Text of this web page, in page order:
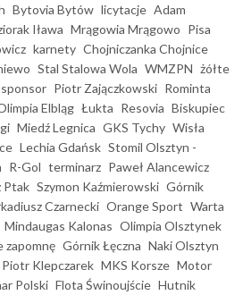
Bytovia Bytów licytacje Adam
Iława Mrągowia Mrągowo Pisa
karnety Chojniczanka Chojnice
Stal Stalowa Wola WMZPN żółte
sponsor Piotr Zajączkowski Rominta
Elbląg Łukta Resovia Biskupiec
Miedź Legnica GKS Tychy Wisła
Lechia Gdańsk Stomil Olsztyn -
R-Gol terminarz Paweł Alancewicz
Ptak Szymon Kaźmierowski Górnik
Czarnecki Orange Sport Warta
Mindaugas Kalonas Olimpia Olsztynek
zapomnę Górnik Łęczna Naki Olsztyn
Piotr Klepczarek MKS Korsze Motor
Polski Flota Świnoujście Hutnik